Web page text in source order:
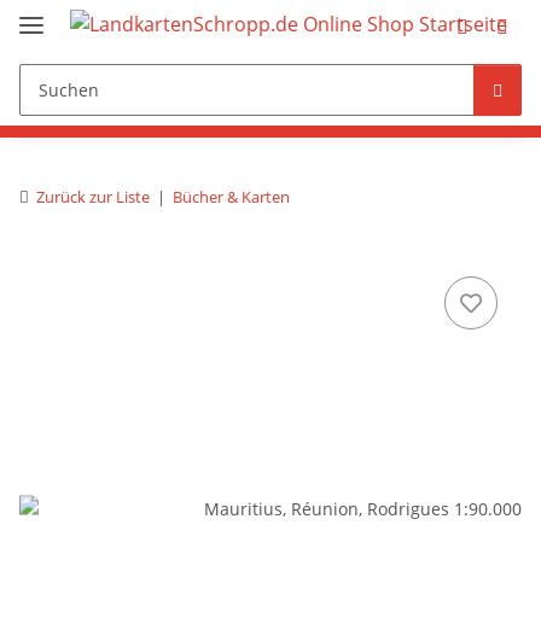
Zurück zur Liste Bücher & Karten